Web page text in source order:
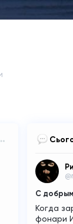
С
Когда
фонари